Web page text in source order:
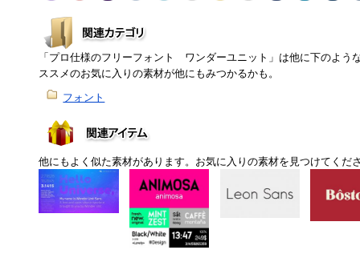
「プロ仕様のフリーフォント ワンダーユニット」は他に下のよう
ススメのお気に入りの素材が他にもみつかるかも。
フォント
他にもよく似た素材があります。お気に入りの素材を見つけてくだ